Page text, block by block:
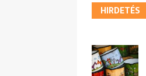
HIRDETÉS